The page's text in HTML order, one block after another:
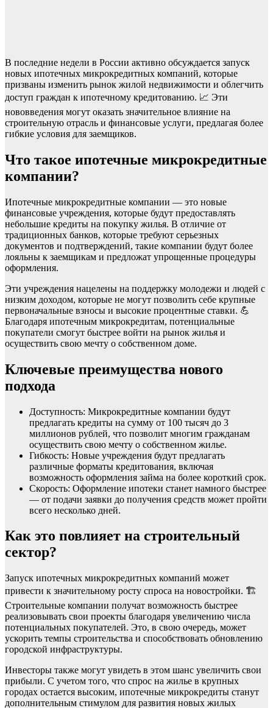
В последние недели в России активно обсуждается запуск
новых ипотечных микрокредитных компаний, которые
призваны изменить рынок жилой недвижимости и облегчить
доступ граждан к ипотечному кредитованию. 📈 Эти
нововведения могут оказать значительное влияние на
строительную отрасль и финансовые услуги, предлагая более
гибкие условия для заемщиков.
Что такое ипотечные микрокредитные
компании?
Ипотечные микрокредитные компании — это новые
финансовые учреждения, которые будут предоставлять
небольшие кредиты на покупку жилья. В отличие от
традиционных банков, которые требуют серьезных
документов и подтверждений, такие компании будут более
лояльны к заемщикам и предложат упрощенные процедуры
оформления.
Эти учреждения нацелены на поддержку молодежи и людей с
низким доходом, которые не могут позволить себе крупные
первоначальные взносы и высокие процентные ставки. 💪
Благодаря ипотечным микрокредитам, потенциальные
покупатели смогут быстрее войти на рынок жилья и
осуществить свою мечту о собственном доме.
Ключевые преимущества нового
подхода
Доступность: Микрокредитные компании будут
предлагать кредиты на сумму от 100 тысяч до 3
миллионов рублей, что позволит многим гражданам
осуществить свою мечту о собственном жилье.
Гибкость: Новые учреждения будут предлагать
различные форматы кредитования, включая
возможность оформления займа на более короткий срок.
Скорость: Оформление ипотеки станет намного быстрее
— от подачи заявки до получения средств может пройти
всего несколько дней.
Как это повлияет на строительный
сектор?
Запуск ипотечных микрокредитных компаний может
привести к значительному росту спроса на новостройки. 🏗️
Строительные компании получат возможность быстрее
реализовывать свои проекты благодаря увеличению числа
потенциальных покупателей. Это, в свою очередь, может
ускорить темпы строительства и способствовать обновлению
городской инфраструктуры.
Инвесторы также могут увидеть в этом шанс увеличить свои
прибыли. С учетом того, что спрос на жилье в крупных
городах остается высоким, ипотечные микрокредиты станут
дополнительным стимулом для развития новых жилых